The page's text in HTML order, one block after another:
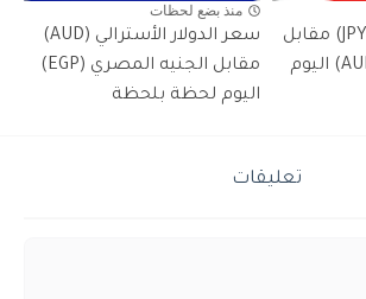
سعر الين الياباني (JPY) مقابل
الدولار الأسترالي (AUD) اليوم
منذ بضع لحظات
سعر الدولار الأسترالي (AUD)
مقابل الجنيه المصري (EGP)
اليوم لحظة بلحظة
تعليقات